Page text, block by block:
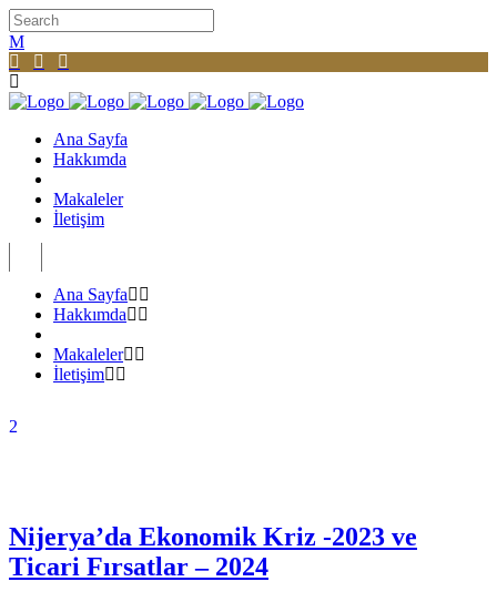
Ana Sayfa
Hakkımda
Makaleler
İletişim
Ana Sayfa
Hakkımda
Makaleler
İletişim
Nijerya’da Ekonomik Kriz -2023 ve
Ticari Fırsatlar – 2024